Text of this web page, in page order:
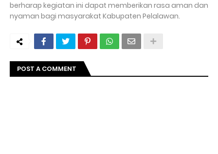
berharap kegiatan ini dapat memberikan rasa aman dan
nyaman bagi masyarakat Kabupaten Pelalawan.
POST A COMMENT